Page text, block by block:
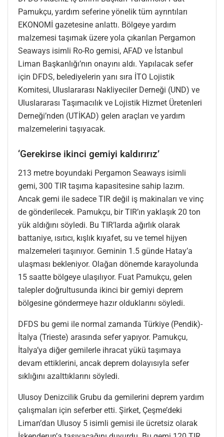
Pamukçu, yardım seferine yönelik tüm ayrıntıları
EKONOMİ gazetesine anlattı. Bölgeye yardım
malzemesi taşımak üzere yola çıkarılan Pergamon
Seaways isimli Ro-Ro gemisi, AFAD ve İstanbul
Liman Başkanlığı’nın onayını aldı. Yapılacak sefer
için DFDS, belediyelerin yanı sıra İTO Lojistik
Komitesi, Uluslararası Nakliyeciler Derneği (UND) ve
Uluslararası Taşımacılık ve Lojistik Hizmet Üretenleri
Derneği’nden (UTİKAD) gelen araçları ve yardım
malzemelerini taşıyacak.
‘Gerekirse ikinci gemiyi kaldırırız’
213 metre boyundaki Pergamon Seaways isimli
gemi, 300 TIR taşıma kapasitesine sahip lazım.
Ancak gemi ile sadece TIR değil iş makinaları ve vinç
de gönderilecek. Pamukçu, bir TIR’ın yaklaşık 20 ton
yük aldığını söyledi. Bu TIR’larda ağırlık olarak
battaniye, ısıtıcı, kışlık kıyafet, su ve temel hijyen
malzemeleri taşınıyor. Geminin 1.5 günde Hatay’a
ulaşması bekleniyor. Olağan dönemde karayolunda
15 saatte bölgeye ulaşılıyor. Fuat Pamukçu, gelen
talepler doğrultusunda ikinci bir gemiyi deprem
bölgesine göndermeye hazır olduklarını söyledi.
DFDS bu gemi ile normal zamanda Türkiye (Pendik)-
İtalya (Trieste) arasında sefer yapıyor. Pamukçu,
İtalya’ya diğer gemilerle ihracat yükü taşımaya
devam ettiklerini, ancak deprem dolayısıyla sefer
sıklığını azalttıklarını söyledi.
Ulusoy Denizcilik Grubu da gemilerini deprem yardım
çalışmaları için seferber etti. Şirket, Çeşme’deki
Liman’dan Ulusoy 5 isimli gemisi ile ücretsiz olarak